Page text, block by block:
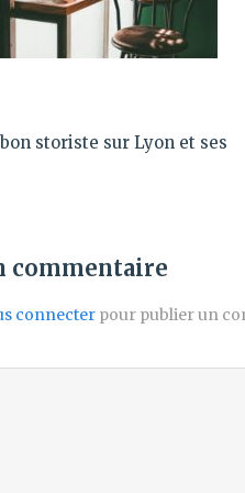
storiste sur Lyon et ses
commentaire
connecter pour publier un